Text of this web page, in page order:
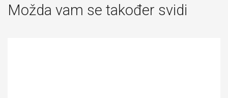
Možda vam se također svidi